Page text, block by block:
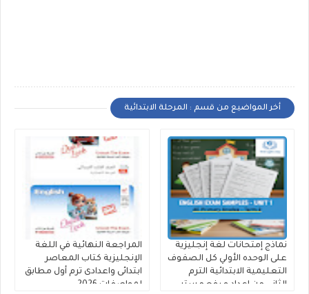
أخر المواضيع من قسم : المرحلة الابتدائية
نماذج إمتحانات لغة إنجليزية
على الوحده الأولي كل الصفوف
التعليمية الابتدائية الترم
الثانى من اعداد و رفع مستر
المراجعة النهائية في اللغة
الإنجليزية كتاب المعاصر
ابتدائى واعدادى ترم أول مطابق
لمواصفات 2026